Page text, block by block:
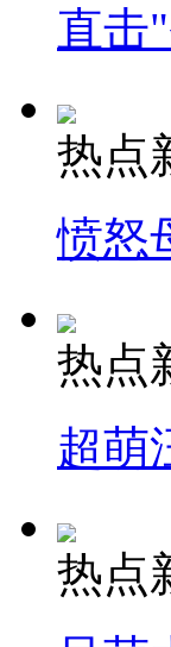
直击
热点
愤怒
热点
超萌
热点